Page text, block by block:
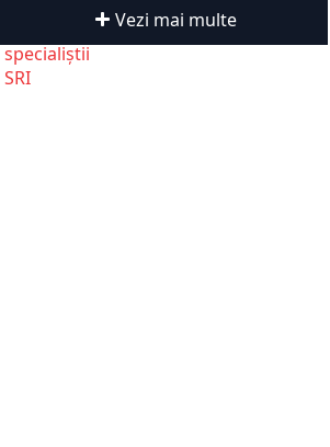
Vezi mai multe